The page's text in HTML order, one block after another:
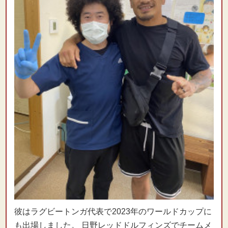
彼はラグビートンガ代表で2023年のワールドカップに
も出場しました。 日野レッドドルフィンズでチームメ